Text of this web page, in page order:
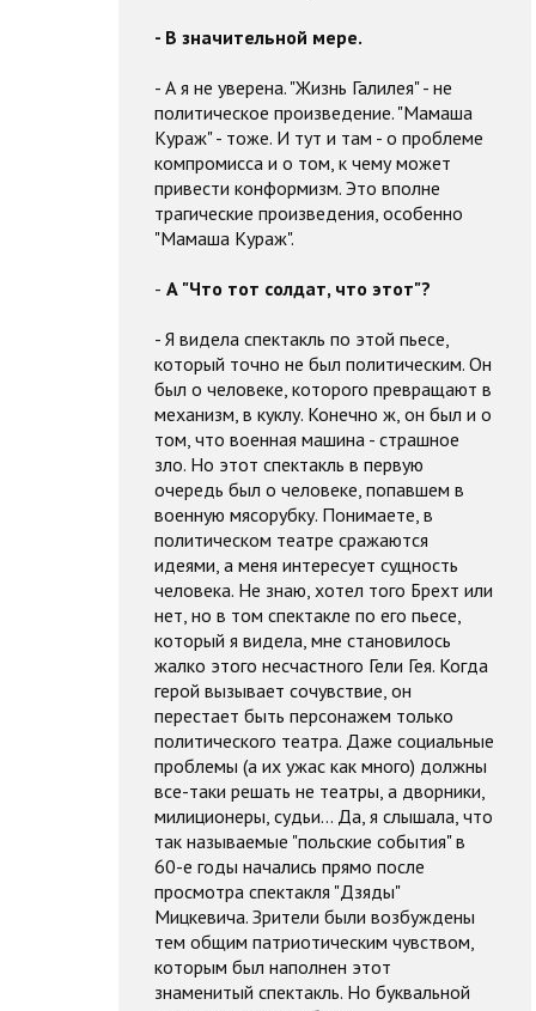
- В значительной мере.
- А я не уверена. "Жизнь Галилея" - не
политическое произведение. "Мамаша
Кураж" - тоже. И тут и там - о проблеме
компромисса и о том, к чему может
привести конформизм. Это вполне
трагические произведения, особенно
"Мамаша Кураж".
- А "Что тот солдат, что этот"?
- Я видела спектакль по этой пьесе,
который точно не был политическим. Он
был о человеке, которого превращают в
механизм, в куклу. Конечно ж, он был и о
том, что военная машина - страшное
зло. Но этот спектакль в первую
очередь был о человеке, попавшем в
военную мясорубку. Понимаете, в
политическом театре сражаются
идеями, а меня интересует сущность
человека. Не знаю, хотел того Брехт или
нет, но в том спектакле по его пьесе,
который я видела, мне становилось
жалко этого несчастного Гели Гея. Когда
герой вызывает сочувствие, он
перестает быть персонажем только
политического театра. Даже социальные
проблемы (а их ужас как много) должны
все-таки решать не театры, а дворники,
милиционеры, судьи... Да, я слышала, что
так называемые "польские события" в
60-е годы начались прямо после
просмотра спектакля "Дзяды"
Мицкевича. Зрители были возбуждены
тем общим патриотическим чувством,
которым был наполнен этот
знаменитый спектакль. Но буквальной